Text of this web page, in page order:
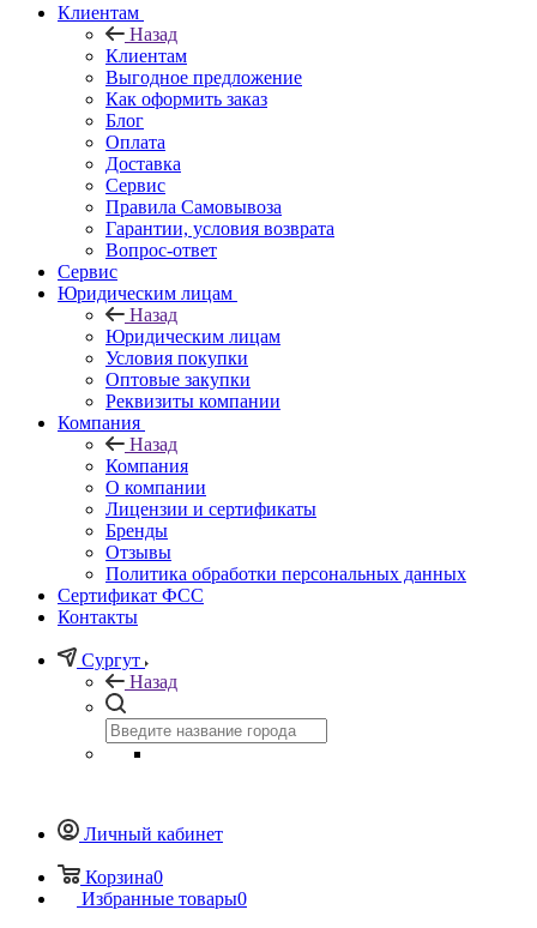
Клиентам
Назад
Клиентам
Выгодное предложение
Как оформить заказ
Блог
Оплата
Доставка
Сервис
Правила Самовывоза
Гарантии, условия возврата
Вопрос-ответ
Сервис
Юридическим лицам
Назад
Юридическим лицам
Условия покупки
Оптовые закупки
Реквизиты компании
Компания
Назад
Компания
О компании
Лицензии и сертификаты
Бренды
Отзывы
Политика обработки персональных данных
Сертификат ФСС
Контакты
Сургут
Назад
Личный кабинет
Корзина0
Избранные товары0